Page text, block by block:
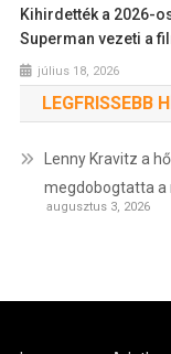
Kihirdették a 2026-
Superman vezeti a
július 18, 2026
LEGFRISSEBB
Lenny Kravitz a
megdobogtatta a
augusztus 3, 2026